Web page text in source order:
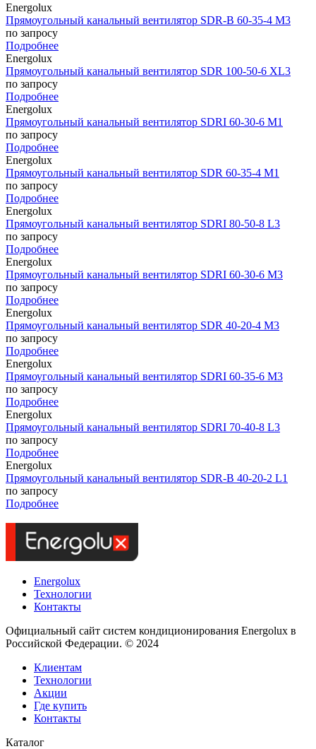
Energolux
Прямоугольный канальный вентилятор SDR-B 60-35-4 M3
по запросу
Подробнее
Energolux
Прямоугольный канальный вентилятор SDR 100-50-6 XL3
по запросу
Подробнее
Energolux
Прямоугольный канальный вентилятор SDRI 60-30-6 M1
по запросу
Подробнее
Energolux
Прямоугольный канальный вентилятор SDR 60-35-4 M1
по запросу
Подробнее
Energolux
Прямоугольный канальный вентилятор SDRI 80-50-8 L3
по запросу
Подробнее
Energolux
Прямоугольный канальный вентилятор SDRI 60-30-6 M3
по запросу
Подробнее
Energolux
Прямоугольный канальный вентилятор SDR 40-20-4 M3
по запросу
Подробнее
Energolux
Прямоугольный канальный вентилятор SDRI 60-35-6 M3
по запросу
Подробнее
Energolux
Прямоугольный канальный вентилятор SDRI 70-40-8 L3
по запросу
Подробнее
Energolux
Прямоугольный канальный вентилятор SDR-B 40-20-2 L1
по запросу
Подробнее
Energolux
Технологии
Контакты
Официальный сайт систем кондиционирования Energolux в
Российской Федерации. © 2024
Клиентам
Технологии
Акции
Где купить
Контакты
Каталог